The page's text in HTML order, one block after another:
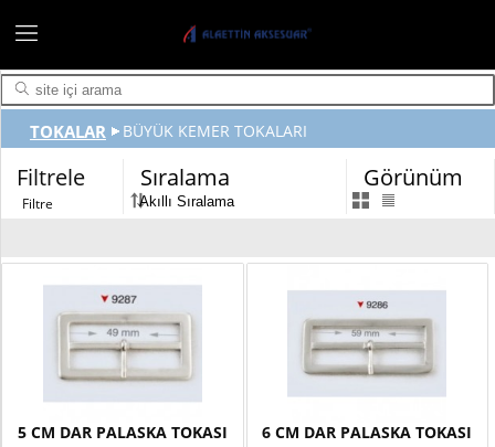
TOKALAR BÜYÜK KEMER TOKALARI
Görünüm
Sıralama
Filtrele
5 CM DAR PALASKA TOKASI 6 CM DAR PALASKA TOKASI